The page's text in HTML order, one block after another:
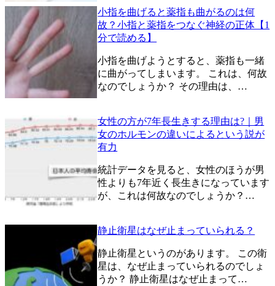
小指を曲げると薬指も曲がるのは何
故？小指と薬指をつなぐ神経の正体【1
分で読める】
小指を曲げようとすると、薬指も一緒
に曲がってしまいます。 これは、何故
なのでしょうか？ その理由は、…
女性の方が7年長生きする理由は?｜男
女のホルモンの違いによるという説が
有力
統計データを見ると、女性のほうが男
性よりも7年近く長生きになっています
が、これは何故なのでしょうか？…
静止衛星はなぜ止まっていられる？
静止衛星というのがあります。 この衛
星は、なぜ止まっていられるのでしょ
うか？ 静止衛星はなぜ止まって…